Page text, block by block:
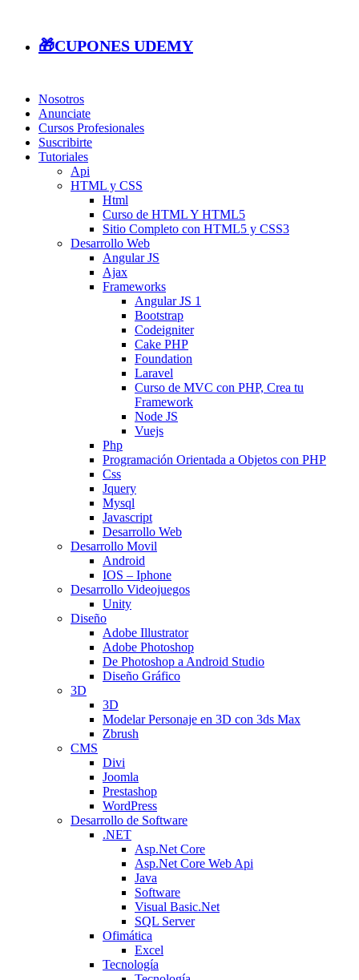
🎁CUPONES UDEMY
Nosotros
Anunciate
Cursos Profesionales
Suscribirte
Tutoriales
Api
HTML y CSS
Html
Curso de HTML Y HTML5
Sitio Completo con HTML5 y CSS3
Desarrollo Web
Angular JS
Ajax
Frameworks
Angular JS 1
Bootstrap
Codeigniter
Cake PHP
Foundation
Laravel
Curso de MVC con PHP, Crea tu
Framework
Node JS
Vuejs
Php
Programación Orientada a Objetos con PHP
Css
Jquery
Mysql
Javascript
Desarrollo Web
Desarrollo Movil
Android
IOS – Iphone
Desarrollo Videojuegos
Unity
Diseño
Adobe Illustrator
Adobe Photoshop
De Photoshop a Android Studio
Diseño Gráfico
3D
3D
Modelar Personaje en 3D con 3ds Max
Zbrush
CMS
Divi
Joomla
Prestashop
WordPress
Desarrollo de Software
.NET
Asp.Net Core
Asp.Net Core Web Api
Java
Software
Visual Basic.Net
SQL Server
Ofimática
Excel
Tecnología